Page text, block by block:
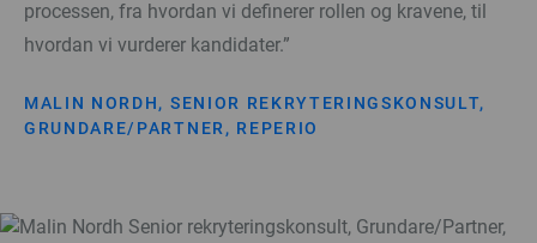
processen, fra hvordan vi definerer rollen og kravene, til
hvordan vi vurderer kandidater.”
MALIN NORDH, SENIOR REKRYTERINGSKONSULT,
GRUNDARE/PARTNER, REPERIO